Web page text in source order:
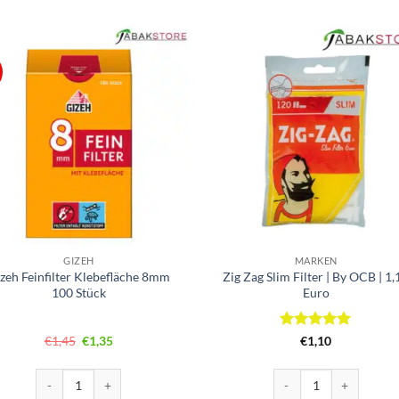
GIZEH
Feinfilter Klebefläche 8mm
100 Stück
€1,45 Ursprünglicher
Preis
€1,35Aktueller
MARKEN
Zig Zag Slim Filter | By OCB |
Euro
Bewertet
5
€1,10